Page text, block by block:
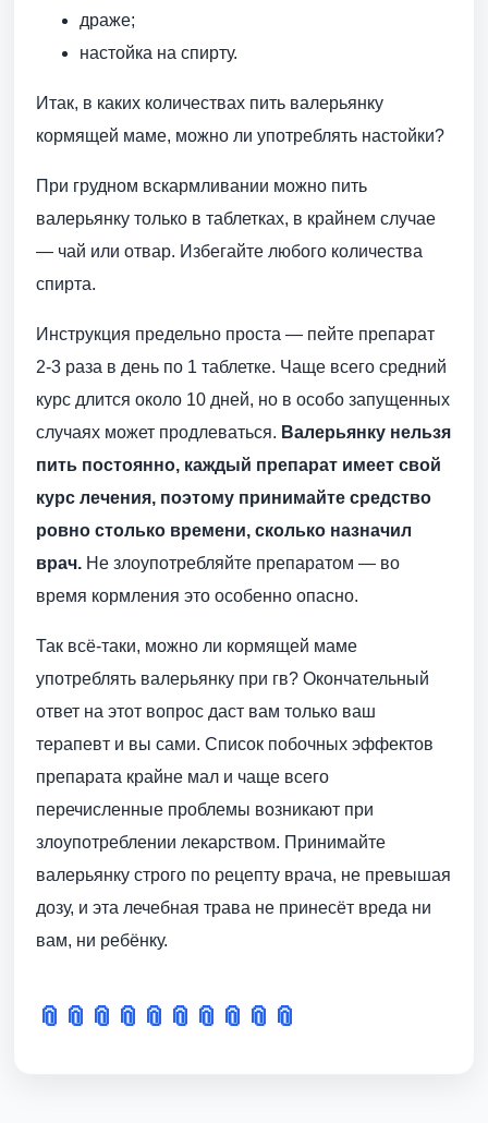
драже;
настойка на спирту.
Итак, в каких количествах пить валерьянку
кормящей маме, можно ли употреблять настойки?
При грудном вскармливании можно пить
валерьянку только в таблетках, в крайнем случае
— чай или отвар. Избегайте любого количества
спирта.
Инструкция предельно проста — пейте препарат
2-3 раза в день по 1 таблетке. Чаще всего средний
курс длится около 10 дней, но в особо запущенных
случаях может продлеваться. Валерьянку нельзя
пить постоянно, каждый препарат имеет свой
курс лечения, поэтому принимайте средство
ровно столько времени, сколько назначил
врач. Не злоупотребляйте препаратом — во
время кормления это особенно опасно.
Так всё-таки, можно ли кормящей маме
употреблять валерьянку при гв? Окончательный
ответ на этот вопрос даст вам только ваш
терапевт и вы сами. Список побочных эффектов
препарата крайне мал и чаще всего
перечисленные проблемы возникают при
злоупотреблении лекарством. Принимайте
валерьянку строго по рецепту врача, не превышая
дозу, и эта лечебная трава не принесёт вреда ни
вам, ни ребёнку.
📎 📎 📎 📎 📎 📎 📎 📎 📎 📎